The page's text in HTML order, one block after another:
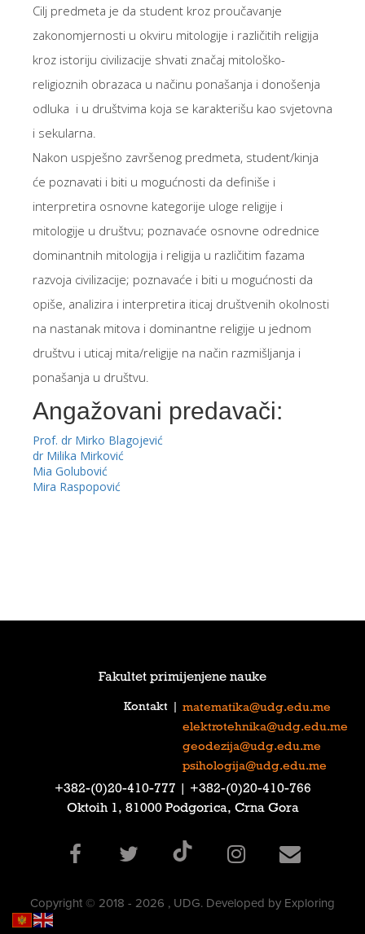
Cilj predmeta je da student kroz proučavanje
zakonomjernosti u okviru mitologije i različitih religija
kroz istoriju civilizacije shvati značaj mitološko-
religioznih obrazaca u načinu ponašanja i donošenja
odluka i u društvima koja se karakterišu kao svjetovna
i sekularna.
Nakon uspješno završenog predmeta, student/kinja
će poznavati i biti u mogućnosti da definiše i
interpretira osnovne kategorije uloge religije i
mitologije u društvu; poznavaće osnovne odrednice
dominantnih mitologija i religija u različitim fazama
razvoja civilizacije; poznavaće i biti u mogućnosti da
opiše, analizira i interpretira iticaj društvenih okolnosti
na nastanak mitova i dominantne religije u jednom
društvu i uticaj mita/religije na način razmišljanja i
ponašanja u društvu.
Angažovani predavači:
Prof. dr Mirko Blagojević
dr Milika Mirković
Mia Golubović
Mira Raspopović
Fakultet primijenjene nauke
Kontakt
matematika@udg.edu.me
elektrotehnika@udg.edu.me
geodezija@udg.edu.me
psihologija@udg.edu.me
‎+382-(0)20-410-777‎ | ‎+382-(0)20-410-766‎
Oktoih 1, 81000 Podgorica, Crna Gora
Copyright © 2018 - 2026 , UDG. Developed by Exploring